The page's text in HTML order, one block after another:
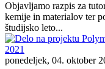
Objavljamo razpis za
kemije in materialov ter
študijsko leto...
ponedeljek, 04. oktober